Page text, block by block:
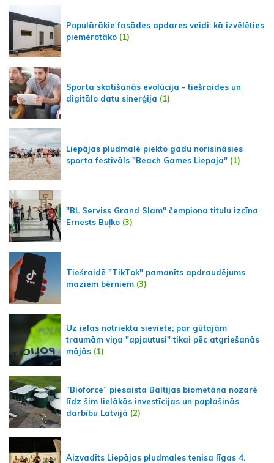
Populārākie fasādes apdares veidi: kā izvēlēties
piemērotāko (1)
Sporta skatīšanās evolūcija - tiešraides un
digitālo datu sinerģija (1)
Liepājas pludmalē piekto gadu norisināsies
sporta festivāls "Beach Games Liepaja" (1)
"BL Serviss Grand Slam" čempiona titulu izcīna
Ernests Buļko (3)
Tiešraidē "TikTok" pamanīts apdraudējums
maziem bērniem (3)
Uz ielas notriekta sieviete; par gūtajām
traumām viņa "apjautusi" tikai pēc atgriešanās
mājās (1)
“Bioforce” piesaista Baltijas biometāna nozarē
līdz šim lielākās investīcijas un paplašinās
darbību Latvijā (2)
Aizvadīts Liepājas pludmales tenisa līgas 4.